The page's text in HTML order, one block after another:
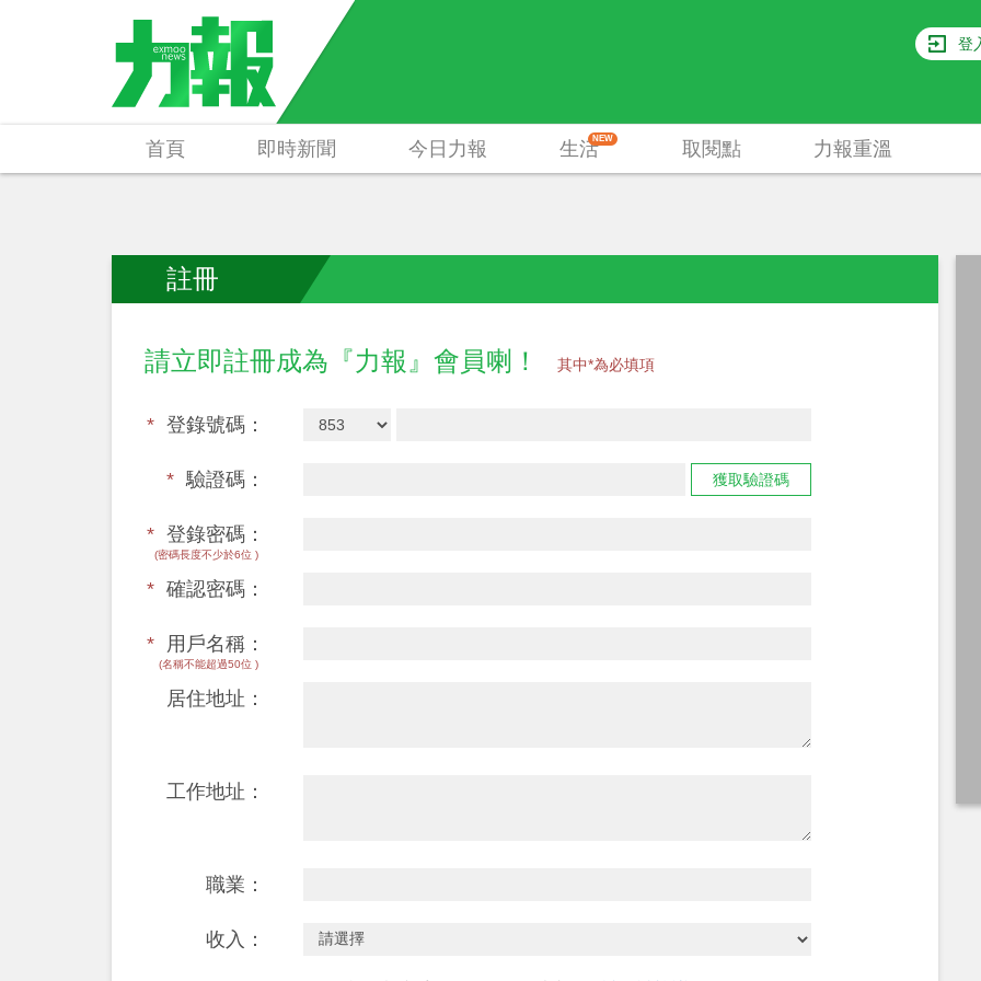
登
首頁 即時新聞 今日力報 生活NEW 取閱點 力報重溫
註冊
請立即註冊成為『力報』會員喇！ 其中*為必填項
* 登錄號碼：
* 驗證碼： 獲取驗證碼
* 登錄密碼：
(密碼長度不少於6位 )
* 確認密碼：
* 用戶名稱：
(名稱不能超過50位 )
居住地址：
工作地址：
職業：
收入：